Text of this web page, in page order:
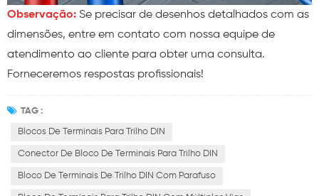
Observação: Se precisar de desenhos detalhados com as
dimensões, entre em contato com nossa equipe de
atendimento ao cliente para obter uma consulta.
Forneceremos respostas profissionais!
TAG :
Blocos De Terminais Para Trilho DIN
Conector De Bloco De Terminais Para Trilho DIN
Bloco De Terminais De Trilho DIN Com Parafuso